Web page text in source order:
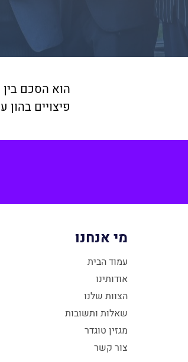
הוא הסכם
פיצויים
מי אנחנו
עמוד הבית
אודותינו
הצוות שלנו
שאלות ותשובות
מגזין טוגדר
צור קשר